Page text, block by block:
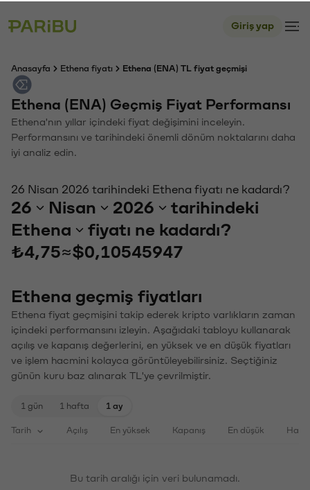
Giriş yap
Anasayfa Ethena fiyatı Ethena (ENA) TL fiyat geçmişi
Ethena (ENA) Geçmiş Fiyat Performansı
Ethena'nın yıllar içindeki fiyat değişimini inceleyin.
Performansını ve tarihindeki önemli dönüm noktalarını daha
iyi analiz edin.
26 Nisan 2026 tarihindeki Ethena fiyatı ne kadardı?
26 Nisan 2026
tarihindeki
Ethena
fiyatı ne kadardı?
₺4,75≈$0,10545947
Ethena geçmiş fiyatları
Ethena fiyat geçmişini takip ederek kripto varlıkların zaman
içindeki performansını izleyin. Aşağıdaki tabloyu kullanarak
açılış ve kapanış değerlerini, en yüksek ve en düşük fiyatları
ve işlem hacmini kolayca görüntüleyebilirsiniz. Seçtiğiniz
günün kuru baz alınarak TL'ye çevrilmiştir.
1 gün 1 hafta 1 ay
Tarih Açılış En yüksek Kapanış En düşük
Bu tarih aralığı için veri bulunamadı.